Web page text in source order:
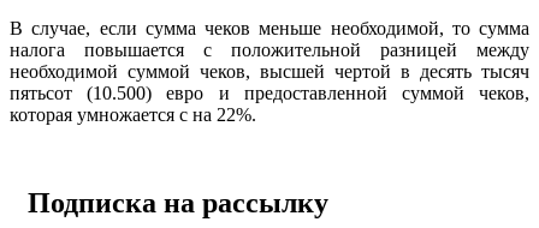
В случае, если сумма чеков меньше необходимой, то сумма
налога повышается с положительной разницей между
необходимой суммой чеков, высшей чертой в десять тысяч
пятьсот (10.500) евро и предоставленной суммой чеков,
которая умножается с на 22%.
Подписка на рассылку